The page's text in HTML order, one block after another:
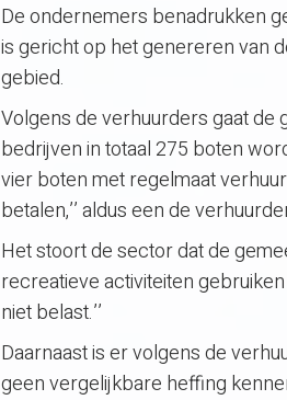
De ondernemers benadrukken
is gericht op het genereren van
gebied.
Volgens de verhuurders gaat
bedrijven in totaal 275 boten
vier boten met regelmaat
betalen,’’ aldus een de
Het stoort de sector dat de
recreatieve activiteiten
niet belast.’’
Daarnaast is er volgens de
geen vergelijkbare heffing